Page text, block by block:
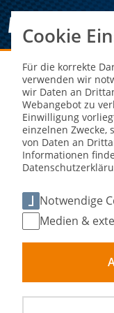
Sie sind hier: NEWS
Die
Sport 2024
15. Nov 2024
Cookie
Für die korrekte
verwenden wir
wir Daten an
Webangebot zu
Einwilligung
einzelnen
von Daten an
Informationen
Notwendige
Medien &